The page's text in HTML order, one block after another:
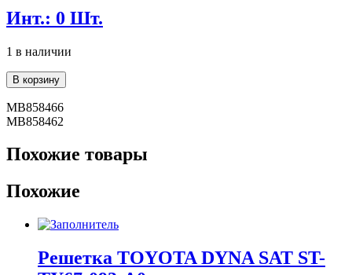
Инт.: 0 Шт.
1 в наличии
Количество
товара
Ремкомплект
тормозного
с
поршнем
зад
LYNxauto
В корзину
MB858466
MB858462
Похожие товары
Похожие
Решетка TOYOTA DYNA SAT ST-